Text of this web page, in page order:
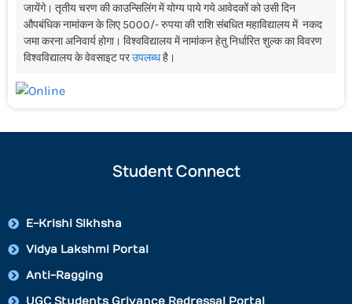
जायेंगे। तृतीय चरण की काउन्सिलिंग में योग्य पाये गये आवेदकों को उसी दिन
औपबंधिक नामांकन के लिए 5000/- रुपया की राशि संबधित महाविद्यालय में नकद
जमा करना अनिवार्य होगा। विश्वविद्यालय में नामांकन हेतु निर्धारित शुल्क का विवरण
विश्वविद्यालय के वेवसाइट परउपलब्धहै।
Student Connect
E-Krishi Sikhsha
Vidya Lakshmi Portal
Anti-Ragging
UGC Students Grivance Redressal Portal